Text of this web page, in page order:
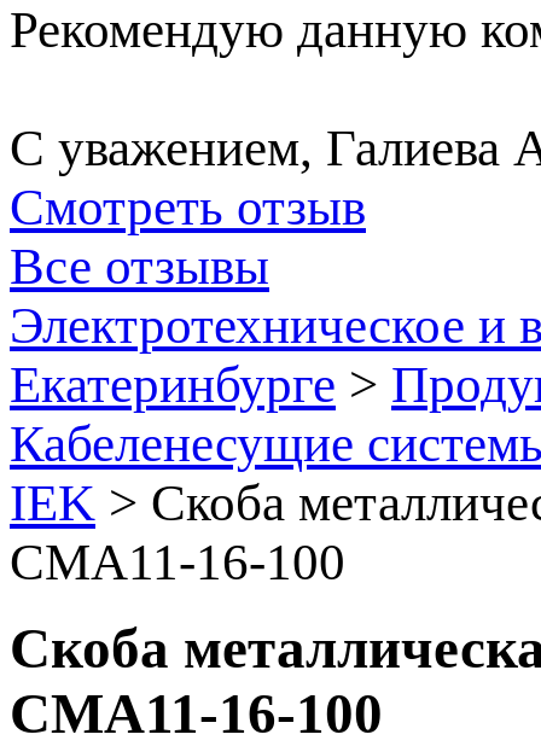
Рекомендую данную
С уважением, Галиева
Смотреть отзыв
Все отзывы
Электротехническое и
Екатеринбурге >
Кабеленесущие
IEK > Скоба
CMA11-16-100
Скоба
CMA11-16-100